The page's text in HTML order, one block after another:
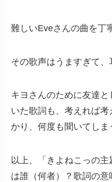
難しいEveさんの曲を丁
その歌声はうますぎて、
キヨさんのために友達
いた歌詞も、考えれば
かり、何度も聞いてしま
以上、「きよねこっの
は誰（何者）？歌詞の意